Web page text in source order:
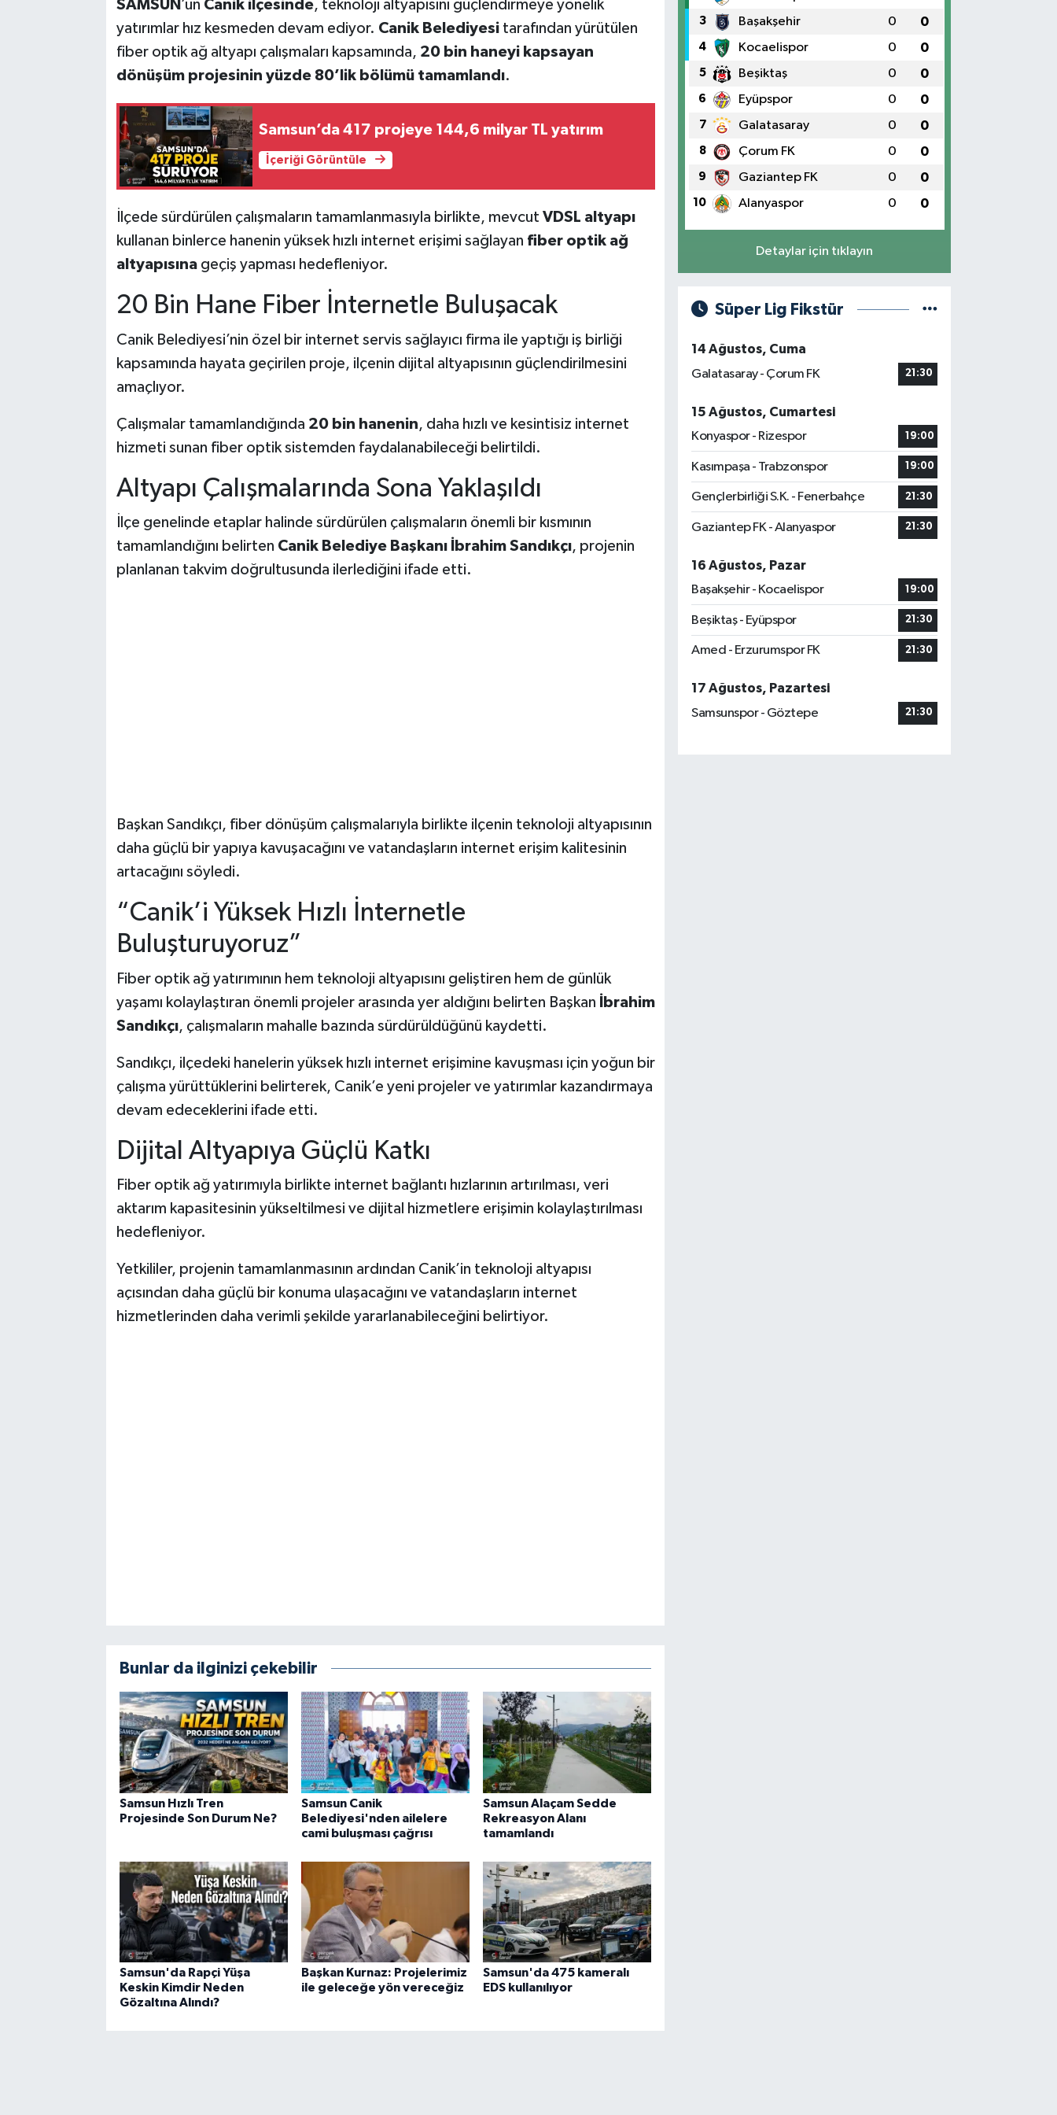
SAMSUN ’un Canik ilçesinde, teknoloji altyapısını güçlendirmeye yönelik
yatırımlar hız kesmeden devam ediyor. Canik Belediyesitarafından yürütülen
fiber optik ağ altyapı çalışmaları kapsamında, 20 bin haneyi kapsayan
dönüşüm projesinin yüzde 80’lik bölümü tamamlandı.
Samsun’da 417 projeye 144,6 milyar TL yatırım
İçeriği Görüntüle
İlçede sürdürülen çalışmaların tamamlanmasıyla birlikte, mevcut VDSL altyapı
kullanan binlerce hanenin yüksek hızlı internet erişimi sağlayan fiber optik ağ
altyapısınageçiş yapması hedefleniyor.
20 Bin Hane Fiber İnternetle Buluşacak
Canik Belediyesi’nin özel bir internet servis sağlayıcı firma ile yaptığı iş birliği
kapsamında hayata geçirilen proje, ilçenin dijital altyapısının güçlendirilmesini
amaçlıyor.
Çalışmalar tamamlandığında 20 bin hanenin, daha hızlı ve kesintisiz internet
hizmeti sunan fiber optik sistemden faydalanabileceği belirtildi.
Altyapı Çalışmalarında Sona Yaklaşıldı
İlçe genelinde etaplar halinde sürdürülen çalışmaların önemli bir kısmının
tamamlandığını belirten Canik Belediye Başkanı İbrahim Sandıkçı, projenin
planlanan takvim doğrultusunda ilerlediğini ifade etti.
Başkan Sandıkçı, fiber dönüşüm çalışmalarıyla birlikte ilçenin teknoloji altyapısının
daha güçlü bir yapıya kavuşacağını ve vatandaşların internet erişim kalitesinin
artacağını söyledi.
“Canik’i Yüksek Hızlı İnternetle
Buluşturuyoruz”
Fiber optik ağ yatırımının hem teknoloji altyapısını geliştiren hem de günlük
yaşamı kolaylaştıran önemli projeler arasında yer aldığını belirten Başkan
İbrahim
Sandıkçı, çalışmaların mahalle bazında sürdürüldüğünü kaydetti.
Sandıkçı, ilçedeki hanelerin yüksek hızlı internet erişimine kavuşması için yoğun bir
çalışma yürüttüklerini belirterek, Canik’e yeni projeler ve yatırımlar kazandırmaya
devam edeceklerini ifade etti.
Dijital Altyapıya Güçlü Katkı
Fiber optik ağ yatırımıyla birlikte internet bağlantı hızlarının artırılması, veri
aktarım kapasitesinin yükseltilmesi ve dijital hizmetlere erişimin kolaylaştırılması
hedefleniyor.
Yetkililer, projenin tamamlanmasının ardından Canik’in teknoloji altyapısı
açısından daha güçlü bir konuma ulaşacağını ve vatandaşların internet
hizmetlerinden daha verimli şekilde yararlanabileceğini belirtiyor.
Bunlar da ilginizi çekebilir
Samsun Hızlı Tren
Projesinde Son Durum Ne?
Samsun Canik
Belediyesi'nden ailelere
cami buluşması çağrısı
Samsun Alaçam Sedde
Rekreasyon Alanı
tamamlandı
Samsun'da Rapçi Yüşa
Keskin Kimdir Neden
Gözaltına Alındı?
Başkan Kurnaz: Projelerimiz
ile geleceğe yön vereceğiz
Samsun'da 475 kameralı
EDS kullanılıyor
3 Başakşehir 0 0
4 Kocaelispor 0 0
5 Beşiktaş 0 0
6 Eyüpspor 0 0
7 Galatasaray 0 0
8 Çorum FK 0 0
9 Gaziantep FK 0 0
10 Alanyaspor 0 0
Detaylar için tıklayın
Süper Lig Fikstür
14 Ağustos, Cuma
Galatasaray - Çorum FK
21:30
15 Ağustos, Cumartesi
Konyaspor - Rizespor
19:00
Kasımpaşa - Trabzonspor 19:00
Gençlerbirliği S.K. - Fenerbahçe 21:30
Gaziantep FK - Alanyaspor 21:30
16 Ağustos, Pazar
Başakşehir - Kocaelispor
19:00
Beşiktaş - Eyüpspor 21:30
Amed - Erzurumspor FK 21:30
17 Ağustos, Pazartesi
Samsunspor - Göztepe
21:30